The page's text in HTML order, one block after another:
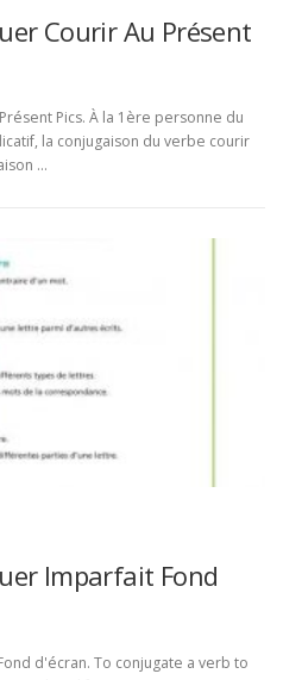
Courir Au Présent
Pics. À la 1ère personne du
la conjugaison du verbe courir
…
Imparfait Fond
d'écran. To conjugate a verb to